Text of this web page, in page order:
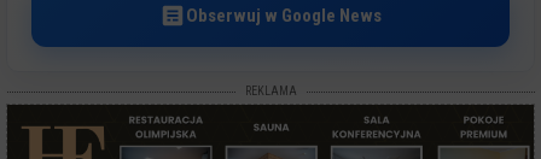
Obserwuj w Google News
REKLAMA